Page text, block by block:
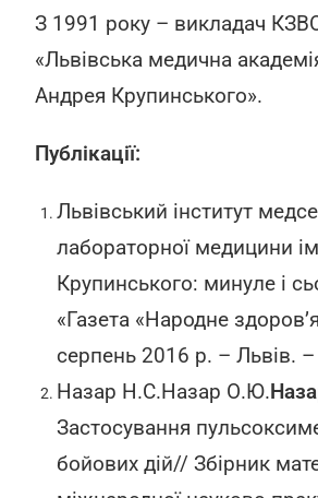
З 1991 року – викладач
«Львівська медична
Андрея Крупинського».
Публікації:
Львівський інститут
лабораторної медицини
Крупинського: минуле і
«Газета «Народне
серпень 2016 р. – Львів.
Назар Н.С.Назар О.Ю.
Застосування
бойових дій// Збірник